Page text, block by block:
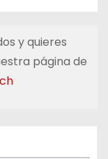
y quieres
página de